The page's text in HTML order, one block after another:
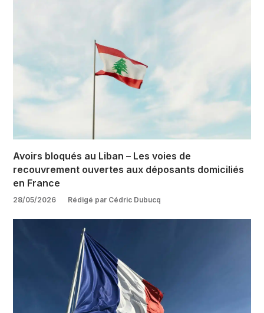
Avoirs bloqués au Liban – Les voies de
recouvrement ouvertes aux déposants domiciliés
en France
28/05/2026 Rédigé par Cédric Dubucq